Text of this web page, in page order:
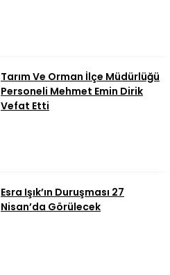
Tarım Ve Orman İlçe Müdürlüğü
Personeli Mehmet Emin Dirik
Vefat Etti
Esra Işık’ın Duruşması 27
Nisan’da Görülecek